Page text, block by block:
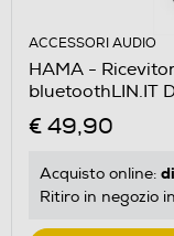
ACCESSORI AUDIO
HAMA -
bluetoothLIN.IT
€ 49,90
Acquisto online:
Ritiro in negozio